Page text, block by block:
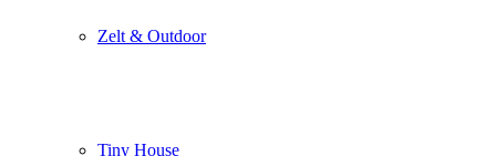
Zelt & Outdoor
Tiny House